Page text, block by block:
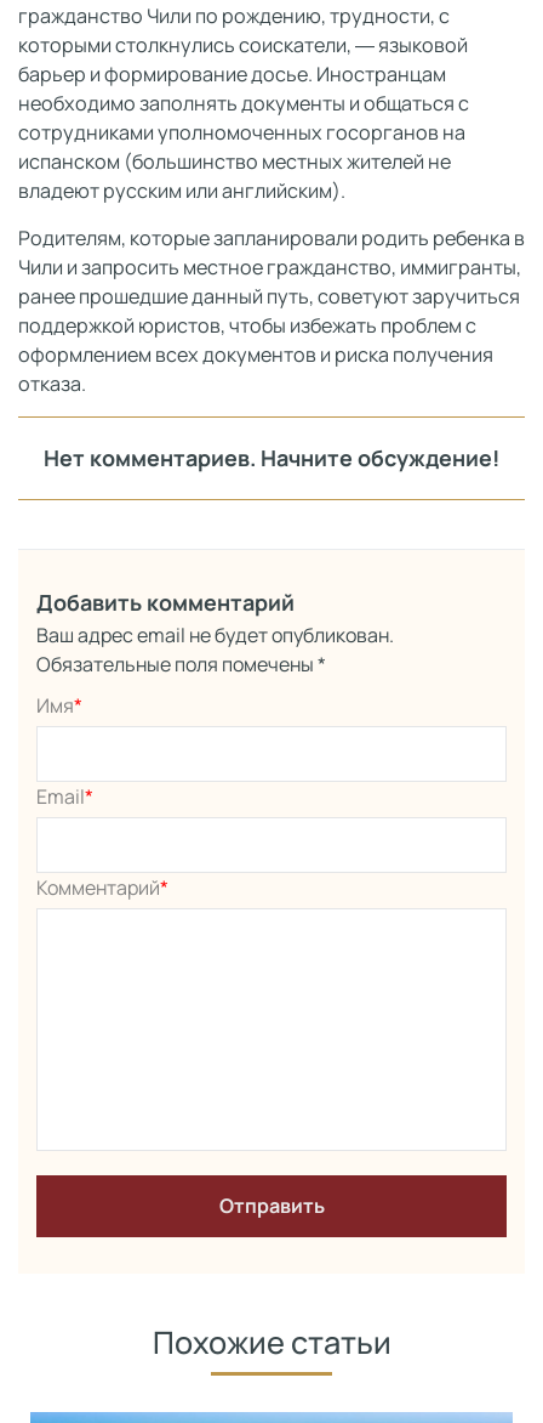
гражданство Чили по рождению, трудности, с
которыми столкнулись соискатели, ― языковой
барьер и формирование досье. Иностранцам
необходимо заполнять документы и общаться с
сотрудниками уполномоченных госорганов на
испанском (большинство местных жителей не
владеют русским или английским).
Родителям, которые запланировали родить ребенка в
Чили и запросить местное гражданство, иммигранты,
ранее прошедшие данный путь, советуют заручиться
поддержкой юристов, чтобы избежать проблем с
оформлением всех документов и риска получения
отказа.
Нет комментариев. Начните обсуждение!
Добавить комментарий
Ваш адрес email не будет опубликован.
Обязательные поля помечены*
Имя*
Email*
Комментарий*
Похожие статьи